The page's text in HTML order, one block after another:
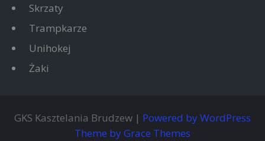
Skrzaty
Trampkarze
Unihokej
Żaki
GKS Kasztelania Brudzew | Powered by WordPress
Theme by Grace Themes